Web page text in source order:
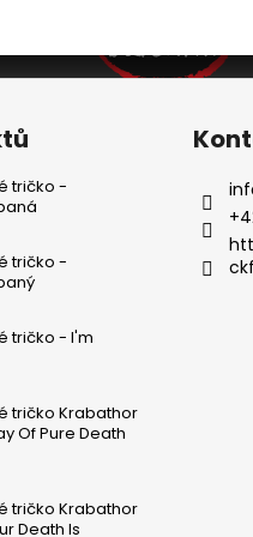
tričko -
tričko -
tričko - I'm
tričko Krabathor
Of Pure Death
tričko Krabathor
Death Is